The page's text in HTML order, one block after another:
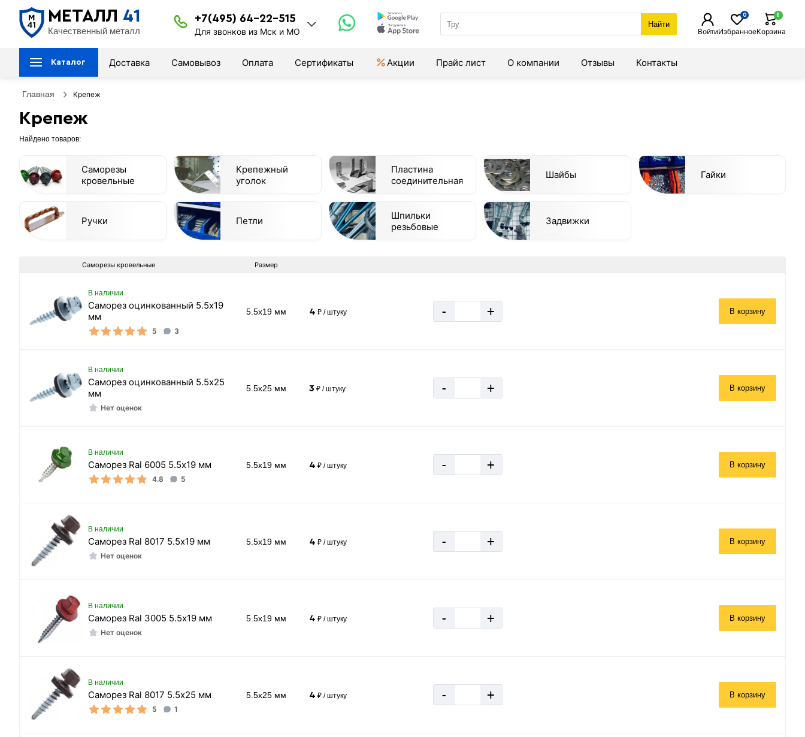
МЕТАЛЛ 41
Качественный металл
+7(495) 64-22-515
Для звонков из Мск и МО
Найти
ВойтиИзбранное
0
Корзина
0
Каталог Доставка Самовывоз Оплата Сертификаты Акции Прайс лист О компании Отзывы Контакты
Главная Крепеж
Крепеж
Найдено товаров:
Саморезы
кровельные
Крепежный
уголок
Пластина
соединительная
Шайбы Гайки
Ручки Петли
Шпильки
резьбовые
Задвижки
Саморезы кровельные Размер
В наличии
Саморез oцинкованный 5.5х19
мм
5 3
5.5x19 мм 4 ₽ / штуку - + В корзину
В наличии
Саморез oцинкованный 5.5х25
мм
Нет оценок
5.5x25 мм 3 ₽ / штуку - + В корзину
В наличии
Саморез Ral 6005 5.5х19 мм
4.8 5
5.5x19 мм 4 ₽ / штуку - + В корзину
В наличии
Саморез Ral 8017 5.5х19 мм
Нет оценок
5.5x19 мм 4 ₽ / штуку - + В корзину
В наличии
Саморез Ral 3005 5.5х19 мм
Нет оценок
5.5x19 мм 4 ₽ / штуку - + В корзину
В наличии
Саморез Ral 8017 5.5х25 мм
5 1
5.5x25 мм 4 ₽ / штуку - + В корзину